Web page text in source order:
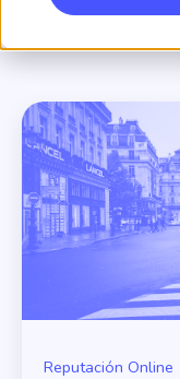
Reputación Online